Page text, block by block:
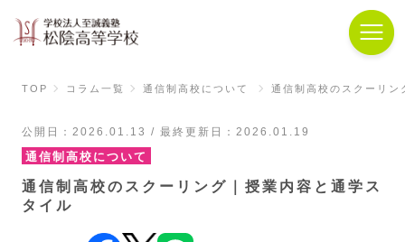
TOP コラム一覧 通信制高校について 通信制高校のスクーリ
公開日：2026.01.13 / 最終更新日：2026.01.19
通信制高校について
通信制高校のスクーリング｜授業内容と通学ス
タイル